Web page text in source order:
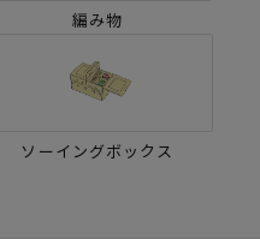
編み物
ソーイングボックス